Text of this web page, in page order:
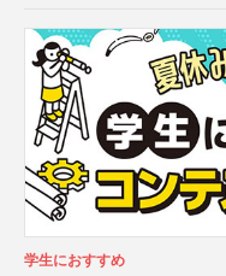
学生におすすめ